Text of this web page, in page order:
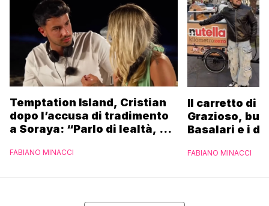
Temptation Island, Cristian
dopo l’accusa di tradimento
a Soraya: “Parlo di lealtà, ma
FABIANO MINACCI
Il carretto di
Grazioso,
Basalari e i
Ferrero”
FABIANO MINACCI